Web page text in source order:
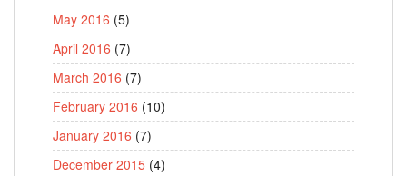
May 2016 (5)
April 2016 (7)
March 2016 (7)
February 2016 (10)
January 2016 (7)
December 2015 (4)